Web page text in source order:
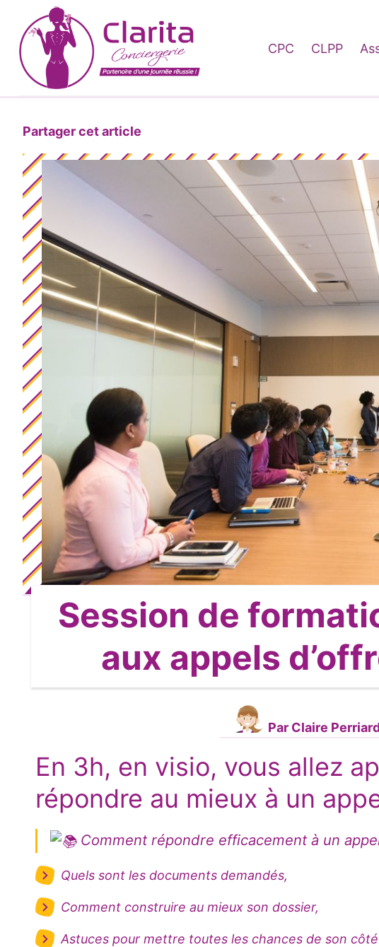
Skip to content
CPC CLPP
Partager cet article
Session de
aux appels
Par Claire
En 3h, en visio, vous allez
répondre au mieux à un
Comment répondre efficacement à un
Quels sont les documents demandés,
Comment construire au mieux son dossier,
Astuces pour mettre toutes les chances de son côté